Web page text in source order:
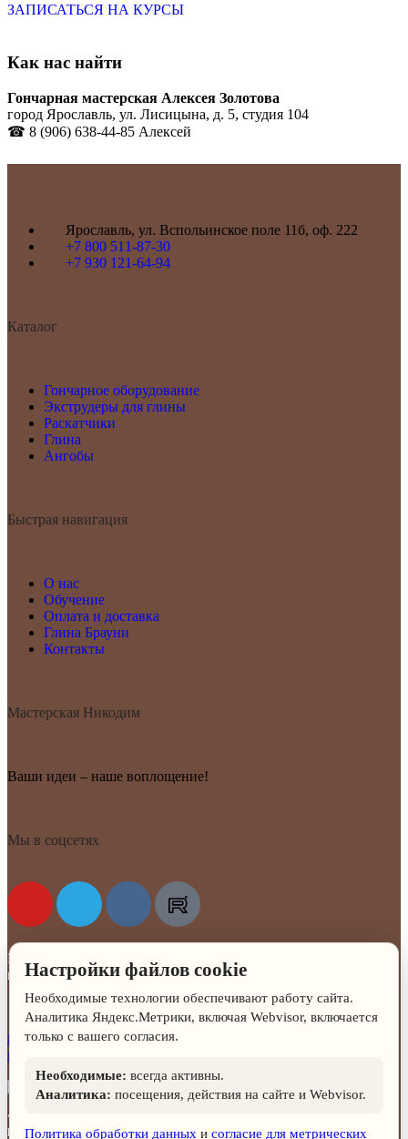
ЗАПИСАТЬСЯ НА КУРСЫ
Как нас найти
Гончарная мастерская Алексея Золотова
город Ярославль, ул. Лисицына, д. 5, студия 104
☎ 8 (906) 638-44-85 Алексей
Ярославль, ул. Вспольинское поле 11б, оф. 222
+7 800 511-87-30
+7 930 121-64-94
Каталог
Гончарное оборудование
Экструдеры для глины
Раскатчики
Глина
Ангобы
Быстрая навигация
О нас
Обучение
Оплата и доставка
Глина Брауни
Контакты
Мастерская Никодим
Ваши идеи – наше воплощение!
Мы в соцсетях
Мастерская Никодим · Всё для керамических и гончарных
мастерских © 2025
Политика в отношении обработки персональных данных
Пользовательское соглашение сайта
«Уважаемые посетители сайта, обратите внимание, что владельцы сайта,
разместившие на нём какую-либо информацию, не имеют намерения
Настройки файлов cookie
Необходимые технологии обеспечивают работу сайта.
Аналитика Яндекс.Метрики, включая Webvisor, включается
только с вашего согласия.
Необходимые: всегда активны.
Аналитика: посещения, действия на сайте и Webvisor.
Политика обработки данных и согласие для метрических